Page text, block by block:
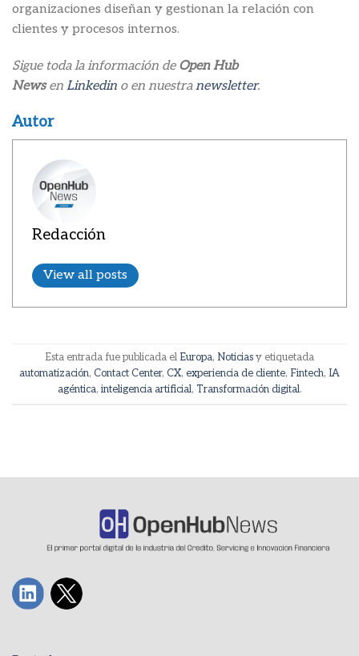
organizaciones diseñan y gestionan la relación con
clientes y procesos internos.
Sigue toda la información de Open Hub
Newsen Linkedin o en nuestranewsletter.
Autor
Redacción
View all posts
Esta entrada fue publicada el Europa, Noticiasy etiquetada
automatización, Contact Center, CX, experiencia de cliente, Fintech, IA
agéntica, inteligencia artificial, Transformación digital.